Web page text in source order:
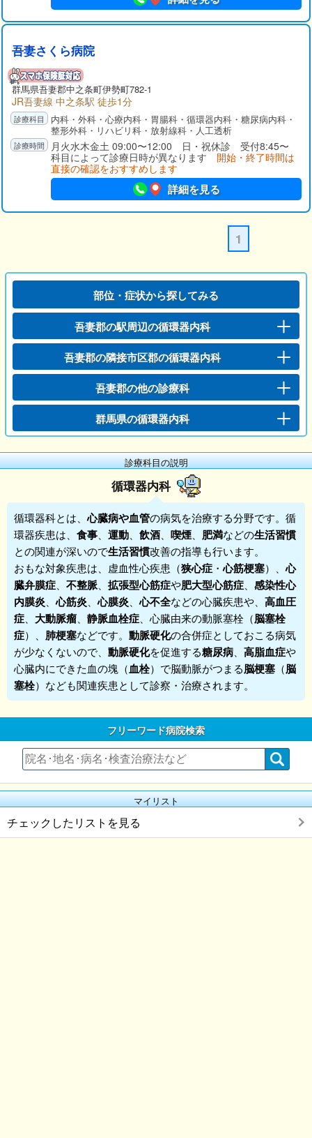
吾妻さくら病院
群馬県吾妻郡中之条町伊勢町782-1
JR吾妻線 中之条駅 徒歩1分
内科・外科・心療内科・胃腸科・循環器内科・糖尿病内科・
整形外科・リハビリ科・放射線科・人工透析
月火水木金土 09:00〜12:00 日・祝休診 受付8:45〜
科目によって診療日時が異なります 開始・終了時間は
直接の確認をおすすめします
詳細を見る
1
部位・症状から探してみる
吾妻郡の駅周辺の循環器内科
吾妻郡の隣接市区郡の循環器内科
吾妻郡の他の診療科
群馬県の循環器内科
診療科目の説明
循環器内科
循環器科とは、心臓病や血管の病気を治療する分野です。循
環器疾患は、 食事 運動 飲酒 喫煙 肥満などの生活習慣
との関連が深いので生活習慣改善の指導も行います。
おもな対象疾患は、虚血性心疾患（狭心症 ・心筋梗塞）、心
臓弁膜症
不整脈 拡張型心筋症や肥大型心筋症
感染性心
内膜炎 、心筋炎 、心膜炎 、心不全などの心臓疾患や、 高血圧
症
大動脈瘤 静脈血栓症 、心臓由来の動脈塞栓（脳塞栓
症）、 肺梗塞などです。 動脈硬化の合併症としておこる病気
が少なくないので、 動脈硬化を促進する糖尿病 高脂血症や
心臓内にできた血の塊（血栓）で脳動脈がつまる脳梗塞 （脳
塞栓）なども関連疾患として診察・治療されます。
フリーワード病院検索
マイリスト
チェックしたリストを見る